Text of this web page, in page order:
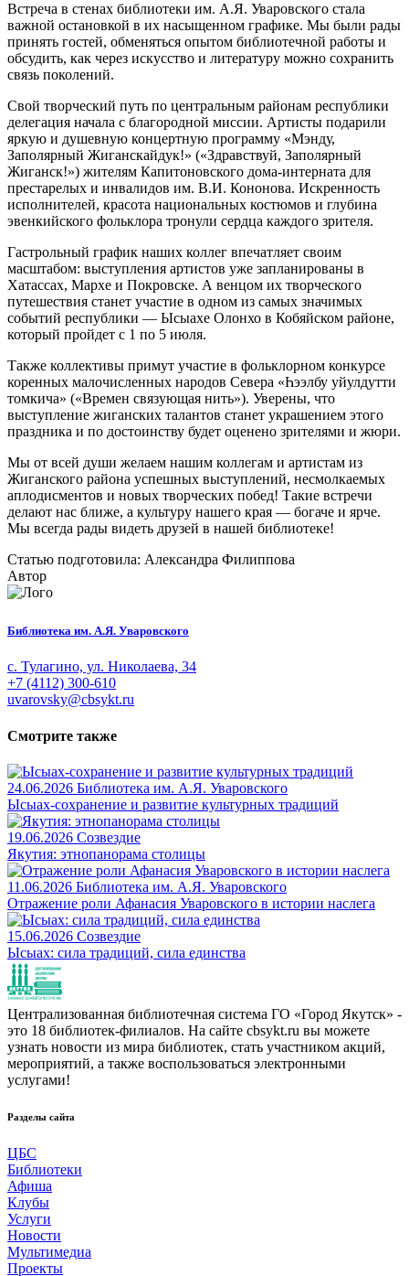
Встреча в стенах библиотеки им. А.Я. Уваровского стала
важной остановкой в их насыщенном графике. Мы были рады
принять гостей, обменяться опытом библиотечной работы и
обсудить, как через искусство и литературу можно сохранить
связь поколений.
Свой творческий путь по центральным районам республики
делегация начала с благородной миссии. Артисты подарили
яркую и душевную концертную программу «Мэнду,
Заполярный Жиганскайдук!» («Здравствуй, Заполярный
Жиганск!») жителям Капитоновского дома-интерната для
престарелых и инвалидов им. В.И. Кононова. Искренность
исполнителей, красота национальных костюмов и глубина
эвенкийского фольклора тронули сердца каждого зрителя.
Гастрольный график наших коллег впечатляет своим
масштабом: выступления артистов уже запланированы в
Хатассах, Мархе и Покровске. А венцом их творческого
путешествия станет участие в одном из самых значимых
событий республики — Ысыахе Олонхо в Кобяйском районе,
который пройдет с 1 по 5 июля.
Также коллективы примут участие в фольклорном конкурсе
коренных малочисленных народов Севера «Һээлбу уйулдутти
томкича» («Времен связующая нить»). Уверены, что
выступление жиганских талантов станет украшением этого
праздника и по достоинству будет оценено зрителями и жюри.
Мы от всей души желаем нашим коллегам и артистам из
Жиганского района успешных выступлений, несмолкаемых
аплодисментов и новых творческих побед! Такие встречи
делают нас ближе, а культуру нашего края — богаче и ярче.
Мы всегда рады видеть друзей в нашей библиотеке!
Статью подготовила: Александра Филиппова
Автор
Библиотека им. А.Я. Уваровского
с. Тулагино, ул. Николаева, 34
+7 (4112) 300-610
uvarovsky@cbsykt.ru
Смотрите также
24.06.2026 Библиотека им. А.Я. Уваровского
Ысыах-сохранение и развитие культурных традиций
19.06.2026 Созвездие
Якутия: этнопанорама столицы
11.06.2026 Библиотека им. А.Я. Уваровского
Отражение роли Афанасия Уваровского в истории наслега
15.06.2026 Созвездие
Ысыах: сила традиций, сила единства
Централизованная библиотечная система ГО «Город Якутск» -
это 18 библиотек-филиалов. На сайте cbsykt.ru вы можете
узнать новости из мира библиотек, стать участником акций,
мероприятий, а также воспользоваться электронными
услугами!
Разделы сайта
ЦБС
Библиотеки
Афиша
Клубы
Услуги
Новости
Мультимедиа
Проекты